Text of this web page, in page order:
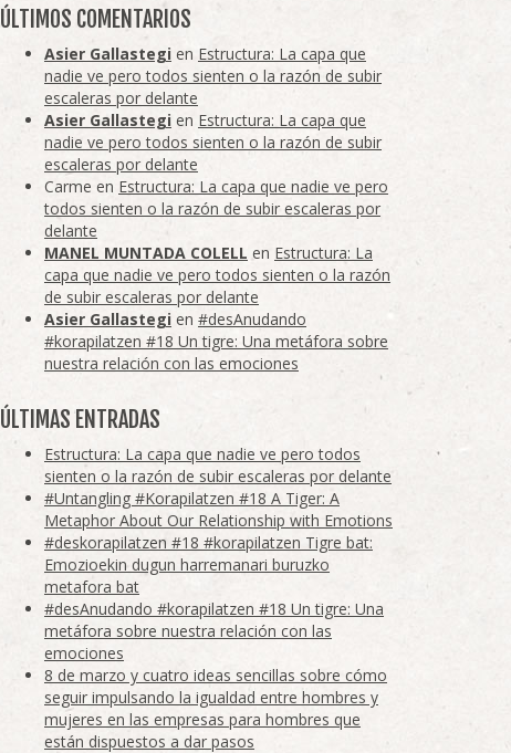
ÚLTIMOS COMENTARIOS
Asier Gallastegi en Estructura: La capa que
nadie ve pero todos sienten o la razón de subir
escaleras por delante
Asier Gallastegi en Estructura: La capa que
nadie ve pero todos sienten o la razón de subir
escaleras por delante
Carme en Estructura: La capa que nadie ve pero
todos sienten o la razón de subir escaleras por
delante
MANEL MUNTADA COLELL en Estructura: La
capa que nadie ve pero todos sienten o la razón
de subir escaleras por delante
Asier Gallastegi en #desAnudando
#korapilatzen #18 Un tigre: Una metáfora sobre
nuestra relación con las emociones
ÚLTIMAS ENTRADAS
Estructura: La capa que nadie ve pero todos
sienten o la razón de subir escaleras por delante
#Untangling #Korapilatzen #18 A Tiger: A
Metaphor About Our Relationship with Emotions
#deskorapilatzen #18 #korapilatzen Tigre bat:
Emozioekin dugun harremanari buruzko
metafora bat
#desAnudando #korapilatzen #18 Un tigre: Una
metáfora sobre nuestra relación con las
emociones
8 de marzo y cuatro ideas sencillas sobre cómo
seguir impulsando la igualdad entre hombres y
mujeres en las empresas para hombres que
están dispuestos a dar pasos